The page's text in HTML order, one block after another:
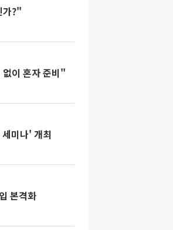
가?"
이 혼자 준비"
미나' 개최
본격화